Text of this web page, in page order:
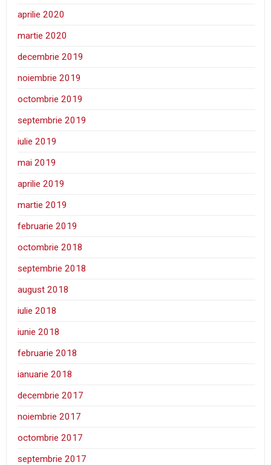
aprilie 2020
martie 2020
decembrie 2019
noiembrie 2019
octombrie 2019
septembrie 2019
iulie 2019
mai 2019
aprilie 2019
martie 2019
februarie 2019
octombrie 2018
septembrie 2018
august 2018
iulie 2018
iunie 2018
februarie 2018
ianuarie 2018
decembrie 2017
noiembrie 2017
octombrie 2017
septembrie 2017